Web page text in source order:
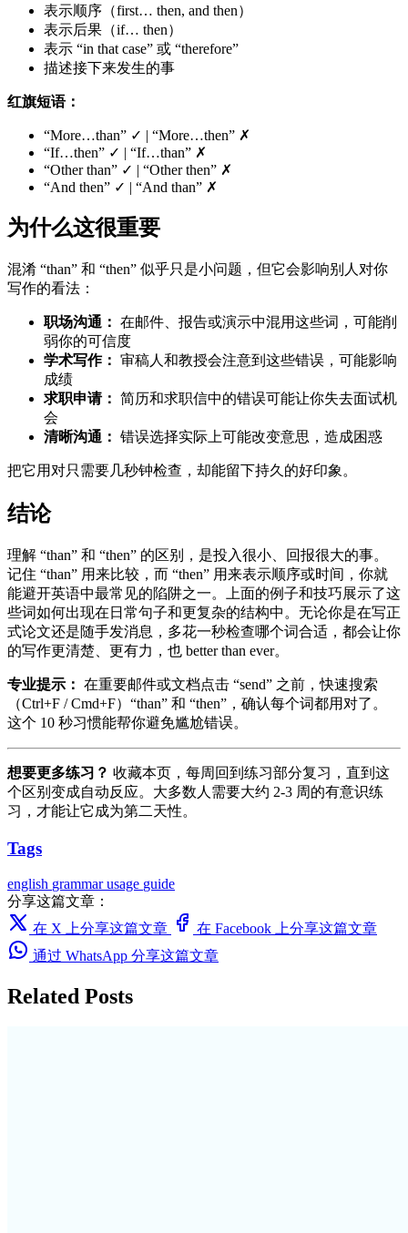
表示顺序（first… then, and then）
表示后果（if… then）
表示 “in that case” 或 “therefore”
描述接下来发生的事
红旗短语：
“More…than” ✓ | “More…then” ✗
“If…then” ✓ | “If…than” ✗
“Other than” ✓ | “Other then” ✗
“And then” ✓ | “And than” ✗
为什么这很重要
混淆 “than” 和 “then” 似乎只是小问题，但它会影响别人对你
写作的看法：
职场沟通： 在邮件、报告或演示中混用这些词，可能削
弱你的可信度
学术写作： 审稿人和教授会注意到这些错误，可能影响
成绩
求职申请： 简历和求职信中的错误可能让你失去面试机
会
清晰沟通： 错误选择实际上可能改变意思，造成困惑
把它用对只需要几秒钟检查，却能留下持久的好印象。
结论
理解 “than” 和 “then” 的区别，是投入很小、回报很大的事。
记住 “than” 用来比较，而 “then” 用来表示顺序或时间，你就
能避开英语中最常见的陷阱之一。上面的例子和技巧展示了这
些词如何出现在日常句子和更复杂的结构中。无论你是在写正
式论文还是随手发消息，多花一秒检查哪个词合适，都会让你
的写作更清楚、更有力，也 better than ever。
专业提示： 在重要邮件或文档点击 “send” 之前，快速搜索
（Ctrl+F / Cmd+F）“than” 和 “then”，确认每个词都用对了。
这个 10 秒习惯能帮你避免尴尬错误。
想要更多练习？ 收藏本页，每周回到练习部分复习，直到这
个区别变成自动反应。大多数人需要大约 2-3 周的有意识练
习，才能让它成为第二天性。
Tags
english grammarusage guide
分享这篇文章：
在 X 上分享这篇文章
在 Facebook 上分享这篇文章
通过 WhatsApp 分享这篇文章
Related Posts